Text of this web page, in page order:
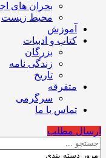
بحران های
محیط زیست
آموزش
کتاب و ادبیات
بزرگان
زندگی نامه
تاریخ
متفرقه
سرگرمی
تماس با ما
ارسال مطلب